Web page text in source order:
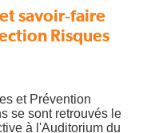
savoir-faire
Risques
et Prévention
se sont retrouvés le
à l'Auditorium du